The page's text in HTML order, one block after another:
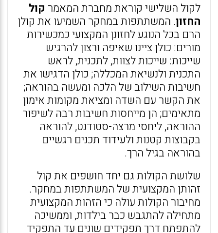
לקול השלישי קוראת מחברת המאמר קול
החזון. המשתתפות במחקר השמיעו את קולן
הרם בכל הנוגע לחזונן המקצועי כמכשירות
מורים: כולן ציינו שאיפה ורצון להרגיש
שייכות: שייכות לצוות, לתכנית, לראש
התכנית ולנשיאת המכללה; כולן הדגישו את
חשיבות השילוב של הלכה ומעשה בהוראה;
את הקשר עם השדה ומציאת מקומות אימון
מתאימים; הן מייחסות חשיבות רבה לשיפור
ההוראה, ליחסי מרצה-סטודנט, להוראה
בקבוצות קטנות ולעידוד תכנים רגשיים
בהוראה בגיל הרך.
שלושת הקולות גם יחד חושפים את קול
זהותן המקצועית של המשתתפות במחקר.
מחיבור הקולות עולה כי הזהות המקצועית
מתחילה להתגבש כבר בילדות, וממשיכה
להתפתח דרך תפקידים שונים עד התפקיד